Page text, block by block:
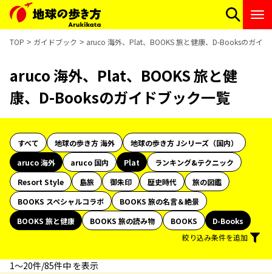
TOP ガイドブック aruco 海外、Plat、BOOKS 旅と健康、D-Booksのガイ
aruco 海外、Plat、BOOKS 旅と健
康、D-Booksのガイドブック一覧
すべて 地球の歩き方 海外
地球の歩き方 Jシリーズ（国内）
aruco 海外
aruco 国内 Plat
ランキング&テクニック
Resort Style
島旅 御朱印 歴史時代
旅の図鑑
BOOKS スペシャルコラボ
BOOKS 旅の名言＆絶景
BOOKS 旅と健康
BOOKS 旅の読み物 BOOKS
D-Books
絞り込み条件を追加
1〜20件/85件中 を表示